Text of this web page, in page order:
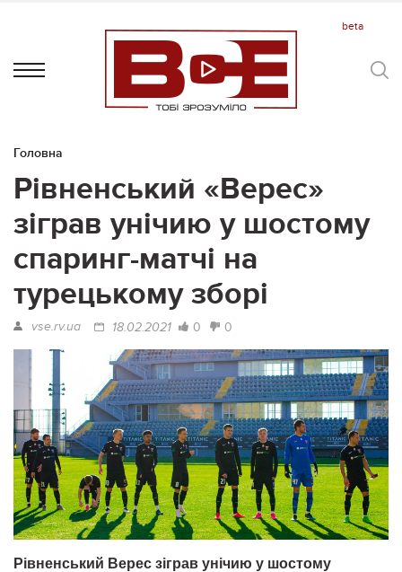
Головна
Рівненський «Верес»
зіграв унічию у шостому
спаринг-матчі на
турецькому зборі
vse.rv.ua 18.02.2021 0 0
Рівненський Верес зіграв унічию у шостому